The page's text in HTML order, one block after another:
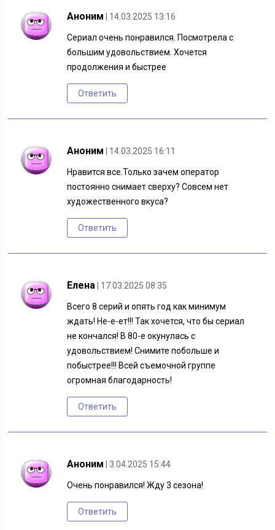
Аноним | 14.03.2025 13:16
Сериал очень понравился. Посмотрела с
большим удовольствием. Хочется
продолжения и быстрее
Ответить
Аноним | 14.03.2025 16:11
Нравится все.Только зачем оператор
постоянно снимает сверху? Совсем нет
художественного вкуса?
Ответить
Елена | 17.03.2025 08:35
Всего 8 серий и опять год как минимум
ждать! Не-е-ет!!! Так хочется, что бы сериал
не кончался! В 80-е окунулась с
удовольствием! Снимите побольше и
побыстрее!!! Всей съемочной группе
огромная благодарность!
Ответить
Аноним | 3.04.2025 15:44
Очень понравился! Жду 3 сезона!
Ответить